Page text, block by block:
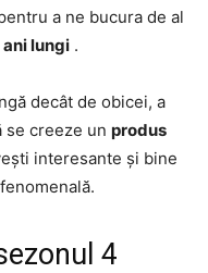
a ne bucura de al
lungi .
decât de obicei, a
se creeze un produs
interesante și bine
4